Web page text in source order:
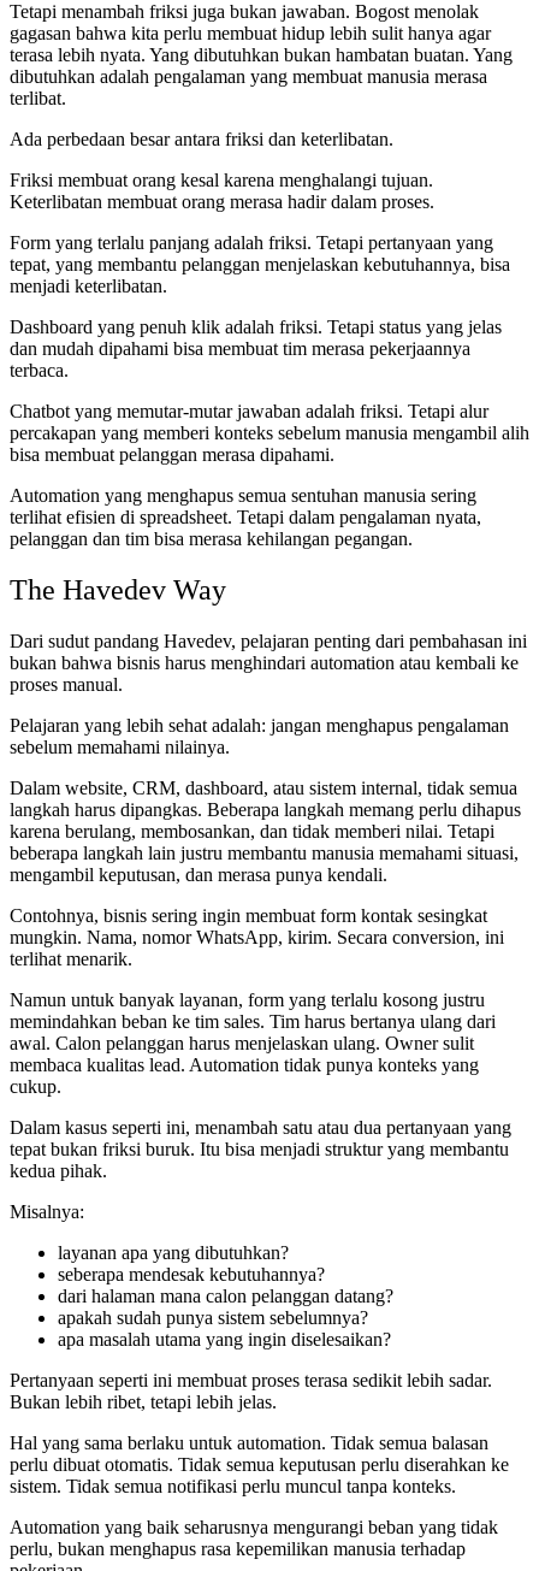
Tetapi menambah friksi juga bukan jawaban. Bogost menolak
gagasan bahwa kita perlu membuat hidup lebih sulit hanya agar
terasa lebih nyata. Yang dibutuhkan bukan hambatan buatan. Yang
dibutuhkan adalah pengalaman yang membuat manusia merasa
terlibat.
Ada perbedaan besar antara friksi dan keterlibatan.
Friksi membuat orang kesal karena menghalangi tujuan.
Keterlibatan membuat orang merasa hadir dalam proses.
Form yang terlalu panjang adalah friksi. Tetapi pertanyaan yang
tepat, yang membantu pelanggan menjelaskan kebutuhannya, bisa
menjadi keterlibatan.
Dashboard yang penuh klik adalah friksi. Tetapi status yang jelas
dan mudah dipahami bisa membuat tim merasa pekerjaannya
terbaca.
Chatbot yang memutar-mutar jawaban adalah friksi. Tetapi alur
percakapan yang memberi konteks sebelum manusia mengambil alih
bisa membuat pelanggan merasa dipahami.
Automation yang menghapus semua sentuhan manusia sering
terlihat efisien di spreadsheet. Tetapi dalam pengalaman nyata,
pelanggan dan tim bisa merasa kehilangan pegangan.
The Havedev Way
Dari sudut pandang Havedev, pelajaran penting dari pembahasan ini
bukan bahwa bisnis harus menghindari automation atau kembali ke
proses manual.
Pelajaran yang lebih sehat adalah: jangan menghapus pengalaman
sebelum memahami nilainya.
Dalam website, CRM, dashboard, atau sistem internal, tidak semua
langkah harus dipangkas. Beberapa langkah memang perlu dihapus
karena berulang, membosankan, dan tidak memberi nilai. Tetapi
beberapa langkah lain justru membantu manusia memahami situasi,
mengambil keputusan, dan merasa punya kendali.
Contohnya, bisnis sering ingin membuat form kontak sesingkat
mungkin. Nama, nomor WhatsApp, kirim. Secara conversion, ini
terlihat menarik.
Namun untuk banyak layanan, form yang terlalu kosong justru
memindahkan beban ke tim sales. Tim harus bertanya ulang dari
awal. Calon pelanggan harus menjelaskan ulang. Owner sulit
membaca kualitas lead. Automation tidak punya konteks yang
cukup.
Dalam kasus seperti ini, menambah satu atau dua pertanyaan yang
tepat bukan friksi buruk. Itu bisa menjadi struktur yang membantu
kedua pihak.
Misalnya:
layanan apa yang dibutuhkan?
seberapa mendesak kebutuhannya?
dari halaman mana calon pelanggan datang?
apakah sudah punya sistem sebelumnya?
apa masalah utama yang ingin diselesaikan?
Pertanyaan seperti ini membuat proses terasa sedikit lebih sadar.
Bukan lebih ribet, tetapi lebih jelas.
Hal yang sama berlaku untuk automation. Tidak semua balasan
perlu dibuat otomatis. Tidak semua keputusan perlu diserahkan ke
sistem. Tidak semua notifikasi perlu muncul tanpa konteks.
Automation yang baik seharusnya mengurangi beban yang tidak
perlu, bukan menghapus rasa kepemilikan manusia terhadap